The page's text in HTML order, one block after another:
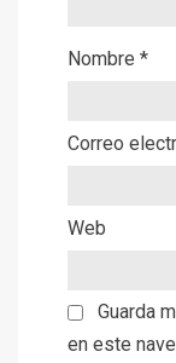
Nombre *
Correo
Web
Guarda
en este